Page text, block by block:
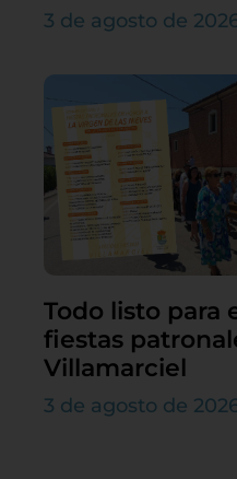
3 de agosto de
Todo listo para
fiestas
Villamarciel
3 de agosto de